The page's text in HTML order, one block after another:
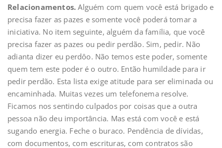
Relacionamentos. Alguém com quem você está brigado e
precisa fazer as pazes e somente você poderá tomar a
iniciativa. No item seguinte, alguém da família, que você
precisa fazer as pazes ou pedir perdão. Sim, pedir. Não
adianta dizer eu perdôo. Não temos este poder, somente
quem tem este poder é o outro. Então humildade para ir
pedir perdão. Esta lista exige atitude para ser eliminada ou
encaminhada. Muitas vezes um telefonema resolve.
Ficamos nos sentindo culpados por coisas que a outra
pessoa não deu importância. Mas está com você e está
sugando energia. Feche o buraco. Pendência de dívidas,
com documentos, com escrituras, com contratos são